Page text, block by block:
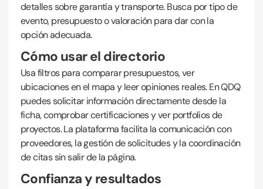
detalles sobre garantía y transporte. Busca por tipo de
evento, presupuesto o valoración para dar con la
opción adecuada.
Cómo usar el directorio
Usa filtros para comparar presupuestos, ver
ubicaciones en el mapa y leer opiniones reales. En QDQ
puedes solicitar información directamente desde la
ficha, comprobar certificaciones y ver portfolios de
proyectos. La plataforma facilita la comunicación con
proveedores, la gestión de solicitudes y la coordinación
de citas sin salir de la página.
Confianza y resultados